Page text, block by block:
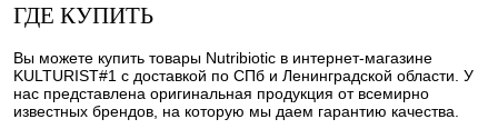
ГДЕ КУПИТЬ
Вы можете купить товары Nutribiotic в интернет-магазине
KULTURIST#1 с доставкой по СПб и Ленинградской области. У
нас представлена оригинальная продукция от всемирно
известных брендов, на которую мы даем гарантию качества.